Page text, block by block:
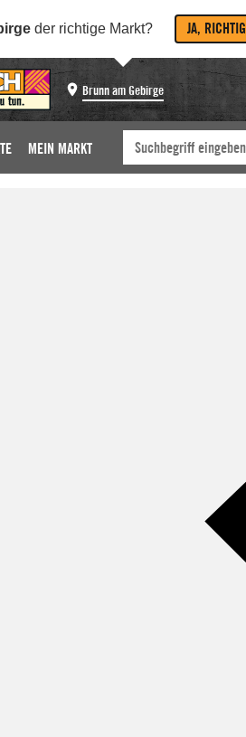
der richtige Markt? JA, RICHTIG
Brunn am Gebirge
MEIN MARKT